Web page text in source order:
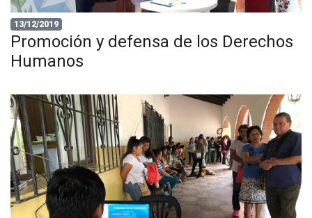
13/12/2019
Promoción y defensa de los Derechos
Humanos